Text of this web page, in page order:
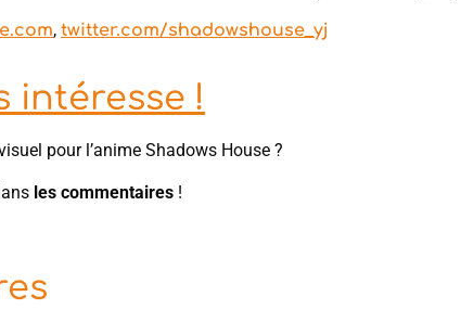
, twitter.com/shadowshouse_yj
intéresse !
pour l’anime Shadows House ?
les commentaires !